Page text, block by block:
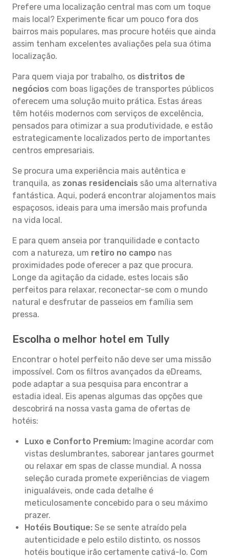
Prefere uma localização central mas com um toque
mais local? Experimente ficar um pouco fora dos
bairros mais populares, mas procure hotéis que ainda
assim tenham excelentes avaliações pela sua ótima
localização.
Para quem viaja por trabalho, os distritos de
negócios com boas ligações de transportes públicos
oferecem uma solução muito prática. Estas áreas
têm hotéis modernos com serviços de excelência,
pensados para otimizar a sua produtividade, e estão
estrategicamente localizados perto de importantes
centros empresariais.
Se procura uma experiência mais autêntica e
tranquila, as zonas residenciais são uma alternativa
fantástica. Aqui, poderá encontrar alojamentos mais
espaçosos, ideais para uma imersão mais profunda
na vida local.
E para quem anseia por tranquilidade e contacto
com a natureza, um retiro no campo nas
proximidades pode oferecer a paz que procura.
Longe da agitação da cidade, estes locais são
perfeitos para relaxar, reconectar-se com o mundo
natural e desfrutar de passeios em família sem
pressa.
Escolha o melhor hotel em Tully
Encontrar o hotel perfeito não deve ser uma missão
impossível. Com os filtros avançados da eDreams,
pode adaptar a sua pesquisa para encontrar a
estadia ideal. Eis apenas algumas das opções que
descobrirá na nossa vasta gama de ofertas de
hotéis:
Luxo e Conforto Premium: Imagine acordar com
vistas deslumbrantes, saborear jantares gourmet
ou relaxar em spas de classe mundial. A nossa
seleção curada promete experiências de viagem
inigualáveis, onde cada detalhe é
meticulosamente concebido para o seu máximo
prazer.
Hotéis Boutique: Se se sente atraído pela
autenticidade e pelo estilo distinto, os nossos
hotéis boutique irão certamente cativá-lo. Com